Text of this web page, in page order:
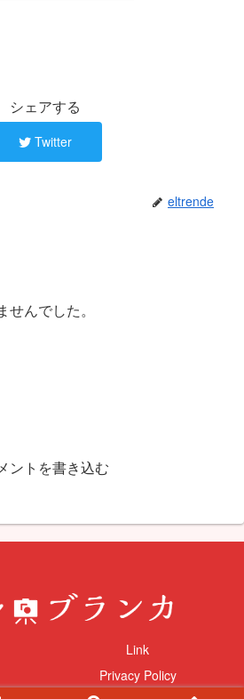
シェアする
Twitter
eltrende
んでした。
ントを書き込む
Link
Privacy Policy